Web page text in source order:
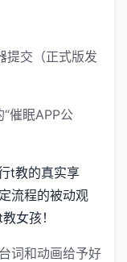
提交（正式版发
催眠APP公
t教的真实享
流程的被动观
女孩！
词和动画给予好